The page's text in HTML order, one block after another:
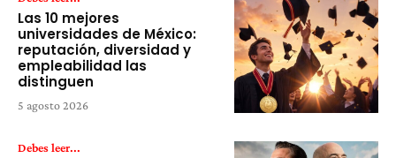
Las 10 mejores
universidades de México:
reputación, diversidad y
empleabilidad las
distinguen
5 agosto 2026
Debes leer...